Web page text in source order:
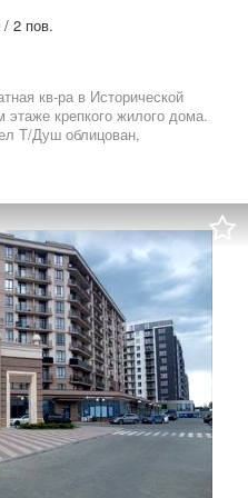
/ 2 пов.
кв-ра в Исторической
крепкого жилого дома.
Т/Душ облицован,
В шаговой
Садик; Парковая Зона;
развязка во все р-ны